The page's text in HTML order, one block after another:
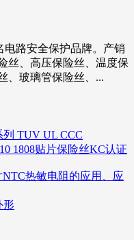
路安全保护品牌。产销
丝、高压保险丝、温度保
、玻璃管保险丝、...
TUV UL CCC
1808贴片保险丝KC认证
热敏电阻的应用、应
形